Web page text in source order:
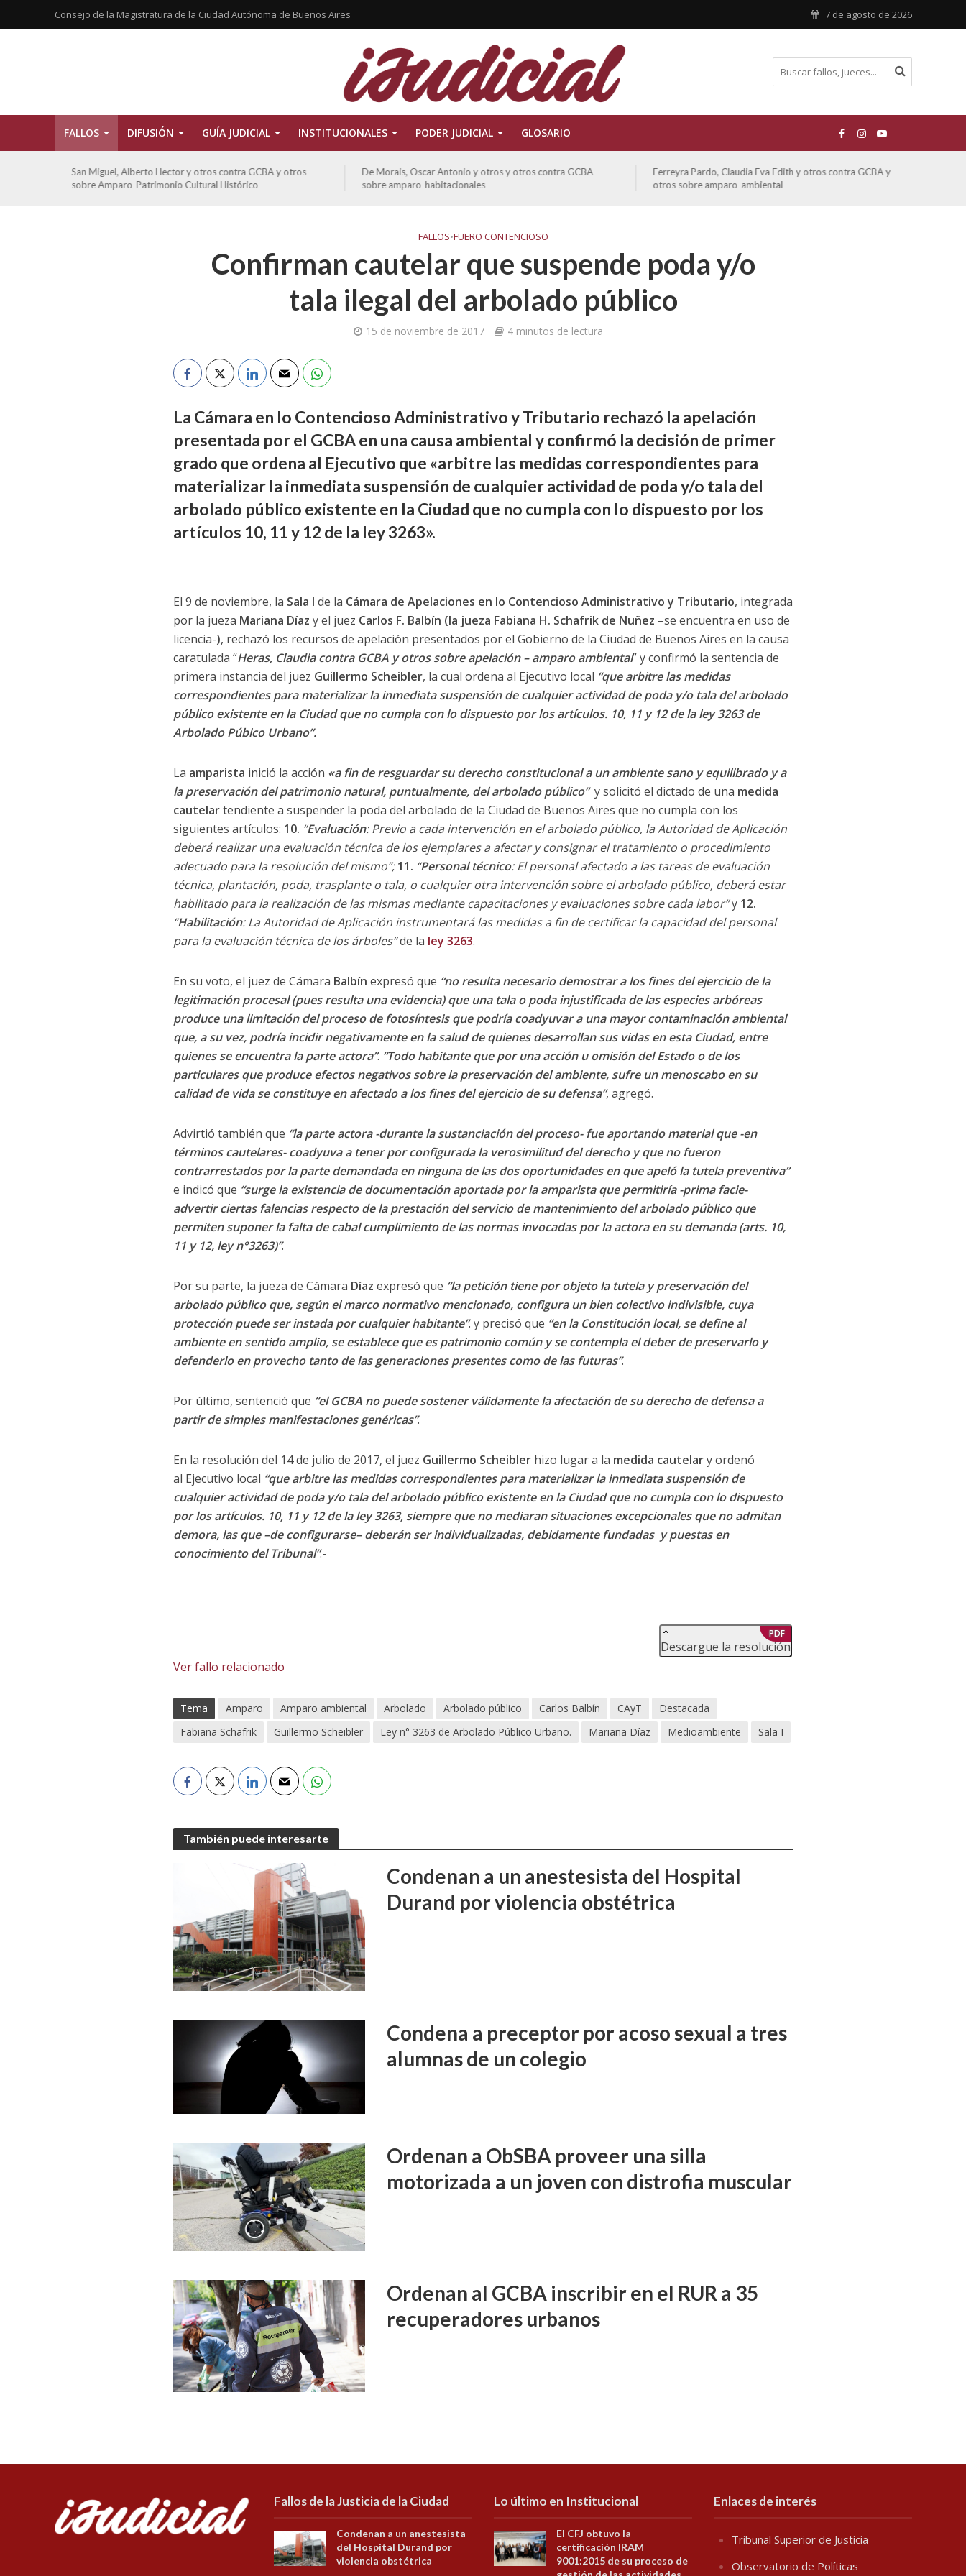
Consejo de la Magistratura de la Ciudad Autónoma de Buenos Aires 7 de agosto de 2026
FALLOS DIFUSIÓN GUÍA JUDICIAL INSTITUCIONALES PODER JUDICIAL GLOSARIO
San Miguel, Alberto Hector y otros contra GCBA y otros
sobre Amparo-Patrimonio Cultural Histórico
De Morais, Oscar Antonio y otros y otros contra GCBA
sobre amparo-habitacionales
Ferreyra Pardo, Claudia Eva Edith y otros contra GCBA y
otros sobre amparo-ambiental
FALLOS•FUERO CONTENCIOSO
Confirman cautelar que suspende poda y/o
tala ilegal del arbolado público
15 de noviembre de 2017 4 minutos de lectura
La Cámara en lo Contencioso Administrativo y Tributario rechazó la apelación
presentada por el GCBA en una causa ambiental y confirmó la decisión de primer
grado que ordena al Ejecutivo que «arbitre las medidas correspondientes para
materializar la inmediata suspensión de cualquier actividad de poda y/o tala del
arbolado público existente en la Ciudad que no cumpla con lo dispuesto por los
artículos 10, 11 y 12 de la ley 3263».
El 9 de noviembre, la Sala I de la Cámara de Apelaciones en lo Contencioso Administrativo y Tributario, integrada
por la jueza Mariana Díaz y el juez Carlos F. Balbín (la jueza Fabiana H. Schafrik de Nuñez –se encuentra en uso de
licencia-), rechazó los recursos de apelación presentados por el Gobierno de la Ciudad de Buenos Aires en la causa
caratulada “Heras, Claudia contra GCBA y otros sobre apelación – amparo ambiental” y confirmó la sentencia de
primera instancia del juez Guillermo Scheibler, la cual ordena al Ejecutivo local “que arbitre las medidas
correspondientes para materializar la inmediata suspensión de cualquier actividad de poda y/o tala del arbolado
público existente en la Ciudad que no cumpla con lo dispuesto por los artículos. 10, 11 y 12 de la ley 3263 de
Arbolado Púbico Urbano”.
La amparista inició la acción «a fin de resguardar su derecho constitucional a un ambiente sano y equilibrado y a
la preservación del patrimonio natural, puntualmente, del arbolado público”y solicitó el dictado de una medida
cautelartendiente a suspender la poda del arbolado de la Ciudad de Buenos Aires que no cumpla con los
siguientes artículos: 10. “Evaluación: Previo a cada intervención en el arbolado público, la Autoridad de Aplicación
deberá realizar una evaluación técnica de los ejemplares a afectar y consignar el tratamiento o procedimiento
adecuado para la resolución del mismo”; 11. “Personal técnico: El personal afectado a las tareas de evaluación
técnica, plantación, poda, trasplante o tala, o cualquier otra intervención sobre el arbolado público, deberá estar
habilitado para la realización de las mismas mediante capacitaciones y evaluaciones sobre cada labor”y 12.
“Habilitación: La Autoridad de Aplicación instrumentará las medidas a fin de certificar la capacidad del personal
para la evaluación técnica de los árboles”de la ley 3263.
En su voto, el juez de Cámara Balbín expresó que “no resulta necesario demostrar a los fines del ejercicio de la
legitimación procesal (pues resulta una evidencia) que una tala o poda injustificada de las especies arbóreas
produce una limitación del proceso de fotosíntesis que podría coadyuvar a una mayor contaminación ambiental
que, a su vez, podría incidir negativamente en la salud de quienes desarrollan sus vidas en esta Ciudad, entre
quienes se encuentra la parte actora”.“Todo habitante que por una acción u omisión del Estado o de los
particulares que produce efectos negativos sobre la preservación del ambiente, sufre un menoscabo en su
calidad de vida se constituye en afectado a los fines del ejercicio de su defensa”, agregó.
Advirtió también que “la parte actora -durante la sustanciación del proceso- fue aportando material que -en
términos cautelares- coadyuva a tener por configurada la verosimilitud del derecho y que no fueron
contrarrestados por la parte demandada en ninguna de las dos oportunidades en que apeló la tutela preventiva”
e indicó que “surge la existencia de documentación aportada por la amparista que permitiría -prima facie-
advertir ciertas falencias respecto de la prestación del servicio de mantenimiento del arbolado público que
permiten suponer la falta de cabal cumplimiento de las normas invocadas por la actora en su demanda (arts. 10,
11 y 12, ley n°3263)”.
Por su parte, la jueza de Cámara Díaz expresó que “la petición tiene por objeto la tutela y preservación del
arbolado público que, según el marco normativo mencionado, configura un bien colectivo indivisible, cuya
protección puede ser instada por cualquier habitante”. y precisó que “en la Constitución local, se define al
ambiente en sentido amplio, se establece que es patrimonio común y se contempla el deber de preservarlo y
defenderlo en provecho tanto de las generaciones presentes como de las futuras”.
Por último, sentenció que “el GCBA no puede sostener válidamente la afectación de su derecho de defensa a
partir de simples manifestaciones genéricas”.
En la resolución del 14 de julio de 2017, el juez Guillermo Scheiblerhizo lugar a la medida cautelary ordenó
al Ejecutivo local “que arbitre las medidas correspondientes para materializar la inmediata suspensión de
cualquier actividad de poda y/o tala del arbolado público existente en la Ciudad que no cumpla con lo dispuesto
por los artículos. 10, 11 y 12 de la ley 3263, siempre que no mediaran situaciones excepcionales que no admitan
demora, las que –de configurarse– deberán ser individualizadas, debidamente fundadas y puestas en
conocimiento del Tribunal”.-
Descargue la resolución
PDF
Ver fallo relacionado
Tema Amparo Amparo ambiental Arbolado Arbolado público Carlos Balbín CAyT
Destacada
Fabiana Schafrik
Guillermo Scheibler Ley n° 3263 de Arbolado Público Urbano. Mariana Díaz Medioambiente Sala I
También puede interesarte
Condenan a un anestesista del Hospital
Durand por violencia obstétrica
Condena a preceptor por acoso sexual a tres
alumnas de un colegio
Ordenan a ObSBA proveer una silla
motorizada a un joven con distrofia muscular
Ordenan al GCBA inscribir en el RUR a 35
recuperadores urbanos
Fallos de la Justicia de la Ciudad
Condenan a un anestesista
del Hospital Durand por
violencia obstétrica
Lo último en Institucional
El CFJ obtuvo la
certificación IRAM
9001:2015 de su proceso de
Enlaces de interés
Tribunal Superior de Justicia
Observatorio de Políticas